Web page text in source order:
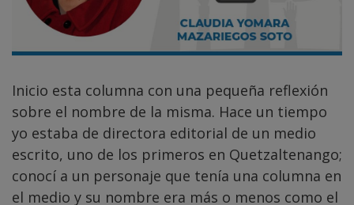
Inicio esta columna con una pequeña reflexión
sobre el nombre de la misma. Hace un tiempo
yo estaba de directora editorial de un medio
escrito, uno de los primeros en Quetzaltenango;
conocí a un personaje que tenía una columna en
el medio y su nombre era más o menos como el